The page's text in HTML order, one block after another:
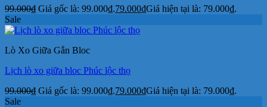
99.000₫ Giá gốc là: 99.000₫.79.000₫Giá hiện tại là: 79.000₫.
Sale
Lò Xo Giữa Gắn Bloc
Lịch lò xo giữa bloc Phúc lộc thọ
99.000₫ Giá gốc là: 99.000₫.79.000₫Giá hiện tại là: 79.000₫.
Sale